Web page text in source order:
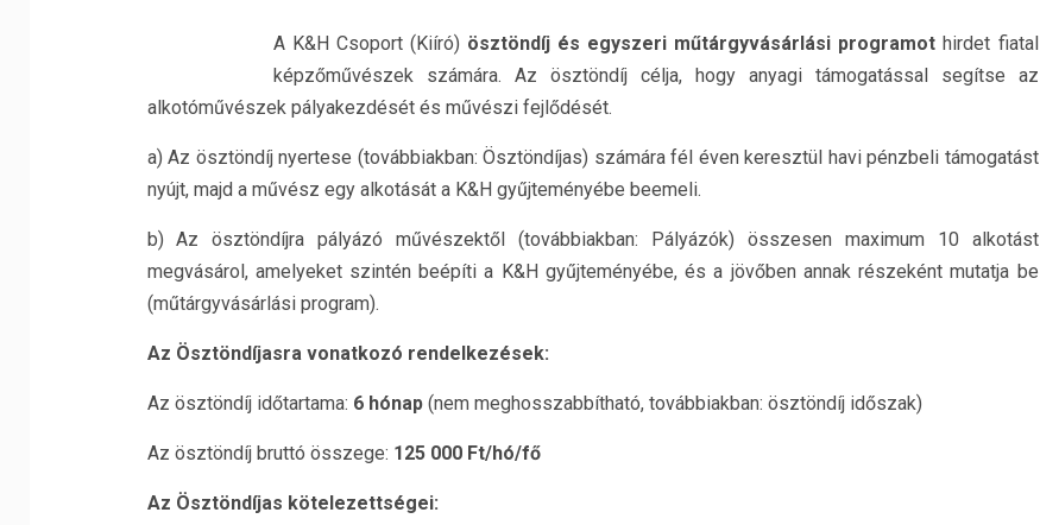
A K&H Csoport (Kiíró) ösztöndíj és egyszeri műtárgyvásárlási programothirdet fiatal
képzőművészek számára. Az ösztöndíj célja, hogy anyagi támogatással segítse az
alkotóművészek pályakezdését és művészi fejlődését.
a) Az ösztöndíj nyertese (továbbiakban: Ösztöndíjas) számára fél éven keresztül havi pénzbeli támogatást
nyújt, majd a művész egy alkotását a K&H gyűjteményébe beemeli.
b) Az ösztöndíjra pályázó művészektől (továbbiakban: Pályázók) összesen maximum 10 alkotást
megvásárol, amelyeket szintén beépíti a K&H gyűjteményébe, és a jövőben annak részeként mutatja be
(műtárgyvásárlási program).
Az Ösztöndíjasra vonatkozó rendelkezések:
Az ösztöndíj időtartama: 6 hónap (nem meghosszabbítható, továbbiakban: ösztöndíj időszak)
Az ösztöndíj bruttó összege: 125 000 Ft/hó/fő
Az Ösztöndíjas kötelezettségei: